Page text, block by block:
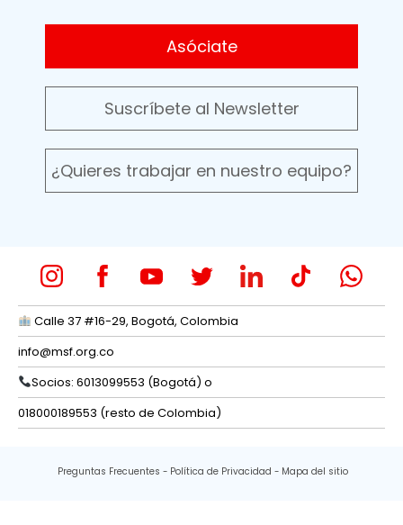
Asóciate
Suscríbete al Newsletter
¿Quieres trabajar en nuestro equipo?
Calle 37 #16-29, Bogotá, Colombia
info@msf.org.co
Socios: 6013099553 (Bogotá) o
018000189553 (resto de Colombia)
Preguntas Frecuentes Política de Privacidad Mapa del sitio